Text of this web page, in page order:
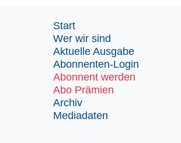
Start
Wer wir sind
Aktuelle Ausgabe
Abonnenten-Login
Abonnent werden
Abo Prämien
Archiv
Mediadaten